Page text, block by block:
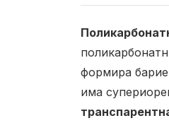
формира
има